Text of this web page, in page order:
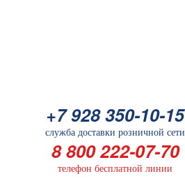
+7 928 350-10-15
служба доставки розничной сети
8 800 222-07-70
телефон бесплатной линии
служба доставки розничной сети
8 800 222-07-70
телефон бесплатной линии